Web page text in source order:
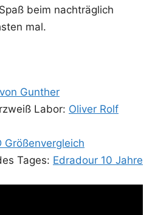
beim nach­träg­lich
mal.
Gunther
Labor: Oli­ver Rolf
Größenvergleich
Tages: Edra­dour 10 Jahre